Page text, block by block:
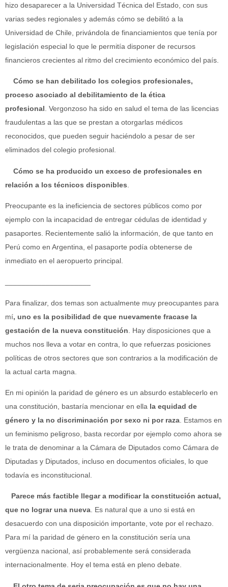
hizo desaparecer a la Universidad Técnica del Estado, con sus
varias sedes regionales y además cómo se debilitó a la
Universidad de Chile, privándola de financiamientos que tenía por
legislación especial lo que le permitía disponer de recursos
financieros crecientes al ritmo del crecimiento económico del país.
Cómo se han debilitado los colegios profesionales,
proceso asociado al debilitamiento de la ética
profesional . Vergonzoso ha sido en salud el tema de las licencias
fraudulentas a las que se prestan a otorgarlas médicos
reconocidos, que pueden seguir haciéndolo a pesar de ser
eliminados del colegio profesional.
Cómo se ha producido un exceso de profesionales en
relación a los técnicos disponibles
Preocupante es la ineficiencia de sectores públicos como por
ejemplo con la incapacidad de entregar cédulas de identidad y
pasaportes. Recientemente salió la información, de que tanto en
Perú como en Argentina, el pasaporte podía obtenerse de
inmediato en el aeropuerto principal.
Para finalizar, dos temas son actualmente muy preocupantes para
mí, uno es la posibilidad de que nuevamente fracase la
gestación de la nueva constitución . Hay disposiciones que a
muchos nos lleva a votar en contra, lo que refuerzas posiciones
políticas de otros sectores que son contrarios a la modificación de
la actual carta magna.
En mi opinión la paridad de género es un absurdo establecerlo en
una constitución, bastaría mencionar en ella la equidad de
género y la no discriminación por sexo ni por raza . Estamos en
un feminismo peligroso, basta recordar por ejemplo como ahora se
le trata de denominar a la Cámara de Diputados como Cámara de
Diputadas y Diputados, incluso en documentos oficiales, lo que
todavía es inconstitucional.
Parece más factible llegar a modificar la constitución actual,
que no lograr una nueva. Es natural que a uno si está en
desacuerdo con una disposición importante, vote por el rechazo.
Para mí la paridad de género en la constitución sería una
vergüenza nacional, así probablemente será considerada
internacionalmente. Hoy el tema está en pleno debate.